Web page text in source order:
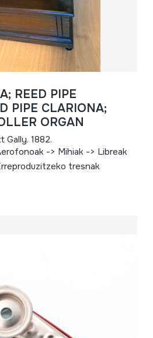
REED PIPE
PIPE CLARIONA;
ORGAN
Gally. 1882.
-> Mihiak -> Libreak
tresnak